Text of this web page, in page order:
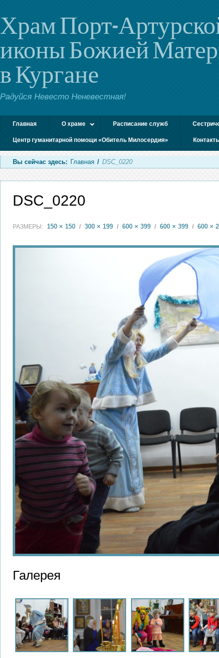
Храм Порт-
иконы Божией
в Кургане
Радуйся Невесто Неневестная!
Главная О храме Расписание служб
Центр гуманитарной помощи «Обитель Милосердия»
Вы сейчас здесь: Главная / DSC_0220
DSC_0220
РАЗМЕРЫ: 150 × 150 / 300 × 199 / 600 × 399 / 600 × 399 / 600 ×
Галерея